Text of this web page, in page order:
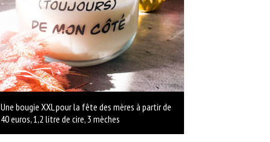
Une bougie XXL pour la fête des mères à partir de
40 euros, 1,2 litre de cire, 3 mèches